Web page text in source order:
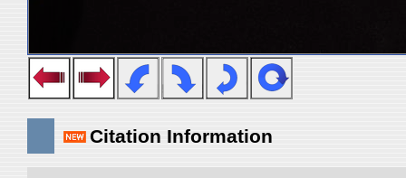
Citation Information